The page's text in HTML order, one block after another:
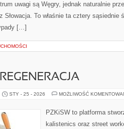
uwagi są Węgry, jednak naturalnie
Słowacja. To właśnie ta cztery sąsiednie
[…]
STY - 25 - 2026 MOŻLIWOŚĆ
PZKiSW to platforma
kalistenics oraz street